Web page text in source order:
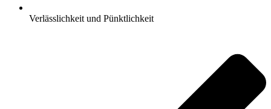
Verlässlichkeit und Pünktlichkeit